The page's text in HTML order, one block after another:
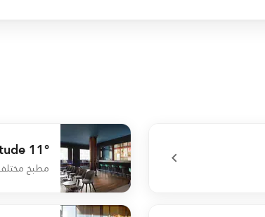
11°
مطبخ
Bar Longitude 11°